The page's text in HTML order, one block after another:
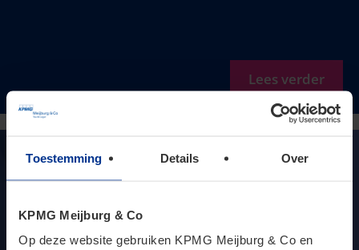
Toestemming Details Over
KPMG Meijburg & Co
Op deze website gebruiken KPMG Meijburg & Co en
Lees verder